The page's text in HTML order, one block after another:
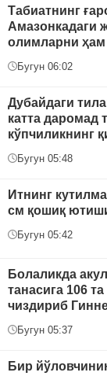
Табиатнинг
Амазонкадаги
олимларни ҳам
Бугун 06:02
Дубайдаги
катта даромад
кўпчиликнинг
Бугун 05:48
Итнинг
см қошиқ
Бугун 05:42
Болаликда
танасига 106
чиздириб
Бугун 05:37
Бир